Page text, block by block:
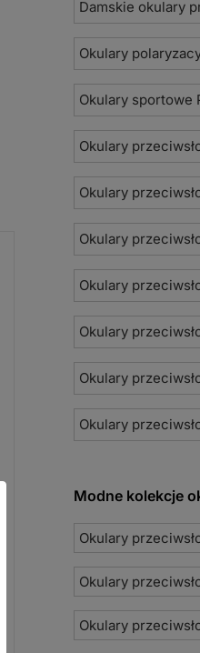
Damskie okulary
Okulary
Okulary sportowe
Okulary
Okulary
Okulary
Okulary
Okulary
Okulary
Okulary
Modne kolekcje
Okulary
Okulary
Okulary